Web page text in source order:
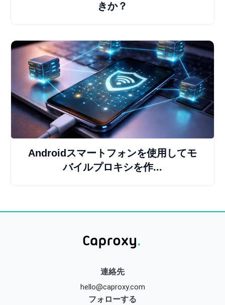
きか？
Androidスマートフォンを使用してモ
バイルプロキシを作...
連絡先
hello@caproxy.com
フォローする